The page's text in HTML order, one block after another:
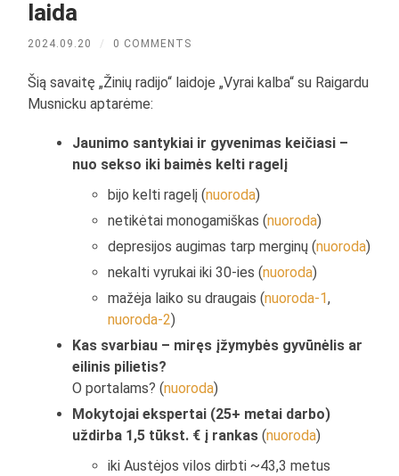
laida
2024.09.20 / 0 COMMENTS
Šią savaitę „Žinių radijo“ laidoje „Vyrai kalba“ su Raigardu
Musnicku aptarėme:
Jaunimo santykiai ir gyvenimas keičiasi –
nuo sekso iki baimės kelti ragelį
bijo kelti ragelį (nuoroda)
netikėtai monogamiškas (nuoroda)
depresijos augimas tarp merginų (nuoroda)
nekalti vyrukai iki 30-ies (nuoroda)
mažėja laiko su draugais (nuoroda-1,
nuoroda-2)
Kas svarbiau – miręs įžymybės gyvūnėlis ar
eilinis pilietis?
O portalams? (nuoroda)
Mokytojai ekspertai (25+ metai darbo)
uždirba 1,5 tūkst. € į rankas (nuoroda)
iki Austėjos vilos dirbti ~43,3 metus